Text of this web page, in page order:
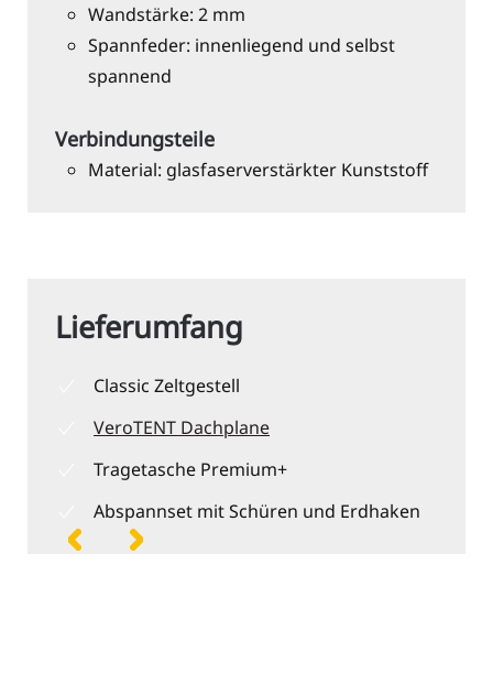
Wandstärke: 2 mm
Spannfeder: innenliegend und selbst
spannend
Verbindungsteile
Material: glasfaserverstärkter Kunststoff
Lieferumfang
Classic Zeltgestell
VeroTENT Dachplane
Tragetasche Premium+
Abspannset mit Schüren und Erdhaken